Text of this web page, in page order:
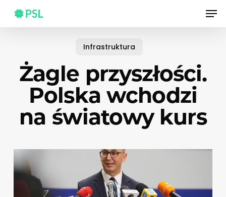
main
Infrastruktura
Żagle przyszłości.
Polska wchodzi
na światowy kurs